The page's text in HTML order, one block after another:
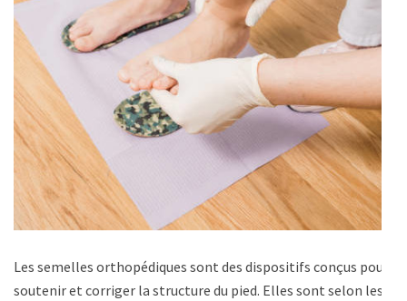
Les semelles orthopédiques sont des dispositifs conçus pour
soutenir et corriger la structure du pied. Elles sont selon les